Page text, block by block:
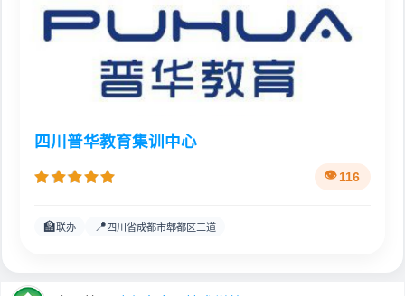
四川普华教育集训中心
116
🏫联办 📍 四川省成都市郫都区三道